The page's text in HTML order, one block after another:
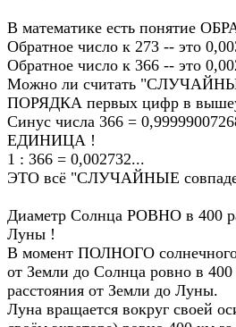
В математике есть понятие
Обратное число к 273 -- это
Обратное число к 366 -- это
Можно ли считать
ПОРЯДКА первых цифр в
Синус числа 366 =
ЕДИНИЦА !
1 : 366 = 0,002732...
ЭТО всё "СЛУЧАЙНЫЕ
Диаметр Солнца РОВНО в 400
Луны !
В момент ПОЛНОГО солнечного
от Земли до Солнца ровно в 400
расстояния от Земли до Луны.
Луна вращается вокруг своей